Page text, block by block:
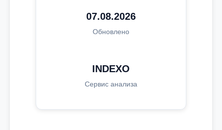
07.08.2026
Обновлено
INDEXO
Сервис анализа